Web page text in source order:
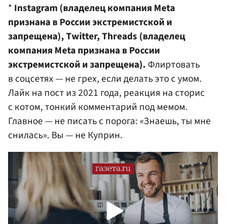
* Instagram (владелец компания Meta
признана в России экстремистской и
запрещена), Twitter, Threads (владелец
компания Meta признана в России
экстремистской и запрещена). Флиртовать
в соцсетях — не грех, если делать это с умом.
Лайк на пост из 2021 года, реакция на сторис
с котом, тонкий комментарий под мемом.
Главное — не писать с порога: «Знаешь, ты мне
снилась». Вы — не Куприн.